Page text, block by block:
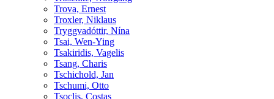
Trova, Ernest
Troxler, Niklaus
Tryggvadóttir, Nína
Tsai, Wen-Ying
Tsakiridis, Vagelis
Tsang, Charis
Tschichold, Jan
Tschumi, Otto
Tsoclis, Costas